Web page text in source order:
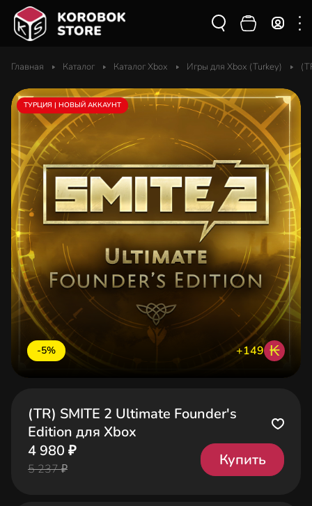
Главная Каталог Каталог Xbox Игры для Xbox (Turkey)
-5% +149 ₭
ТУРЦИЯ | НОВЫЙ АККАУНТ
(TR) SMITE 2 Ultimate Founder's
Edition для Xbox
4 980 ₽
5 237 ₽
Купить